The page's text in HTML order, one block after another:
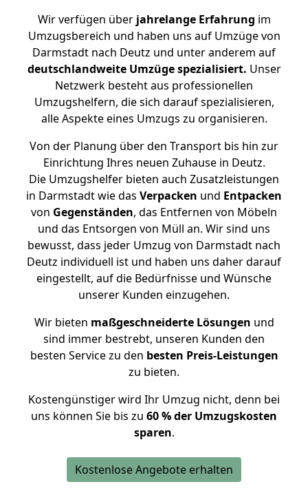
Wir verfügen überjahrelange Erfahrung im
Umzugsbereich und haben uns auf Umzüge von
Darmstadt nach Deutz und unter anderem auf
deutschlandweite Umzüge spezialisiert. Unser
Netzwerk besteht aus professionellen
Umzugshelfern, die sich darauf spezialisieren,
alle Aspekte eines Umzugs zu organisieren.
Von der Planung über den Transport bis hin zur
Einrichtung Ihres neuen Zuhause in Deutz.
Die Umzugshelfer bieten auch Zusatzleistungen
in Darmstadt wie das Verpacken und Entpacken
von Gegenständen, das Entfernen von Möbeln
und das Entsorgen von Müll an. Wir sind uns
bewusst, dass jeder Umzug von Darmstadt nach
Deutz individuell ist und haben uns daher darauf
eingestellt, auf die Bedürfnisse und Wünsche
unserer Kunden einzugehen.
Wir bieten maßgeschneiderte Lösungen und
sind immer bestrebt, unseren Kunden den
besten Service zu den besten Preis-Leistungen
zu bieten.
Kostengünstiger wird Ihr Umzug nicht, denn bei
uns können Sie bis zu 60 % der Umzugskosten
sparen.
Kostenlose Angebote erhalten